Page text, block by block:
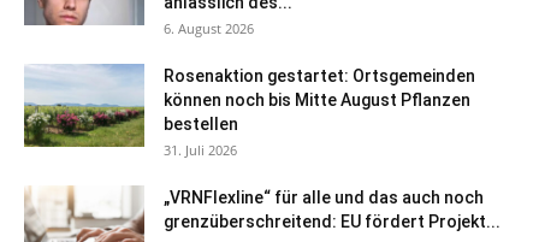
6. August 2026
Rosenaktion gestartet: Ortsgemeinden
können noch bis Mitte August Pflanzen
bestellen
31. Juli 2026
„VRNFlexline“ für alle und das auch noch
grenzüberschreitend: EU fördert Projekt...